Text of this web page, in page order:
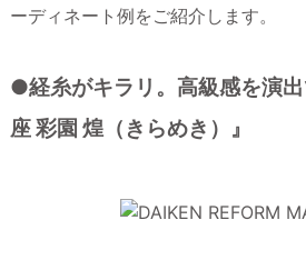
ーディネート例をご紹介します。
●経糸がキラリ。高級感を演
座 彩園 煌（きらめき）』